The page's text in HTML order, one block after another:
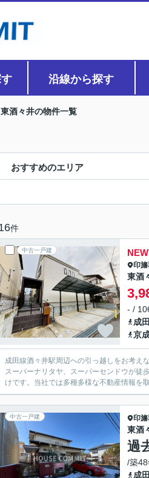
沿線から探す
東酒々井の物件一覧
おすすめのエリア
件
中古一戸建 NEW
印
東酒
- /
成
京
成田線酒々井駅周辺への引っ越しをお考え
スーパーナリタヤ、スーパーセンドウが徒
けです。当社では多種多様な不動産情報を
中古一戸建 印
東酒
過
/築
成